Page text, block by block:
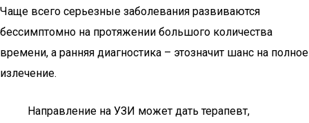
Чаще всего серьезные заболевания развиваются
бессимптомно на протяжении большого количества
времени, а ранняя диагностика – этозначит шанс на полное
излечение.
Направление на УЗИ может дать терапевт,